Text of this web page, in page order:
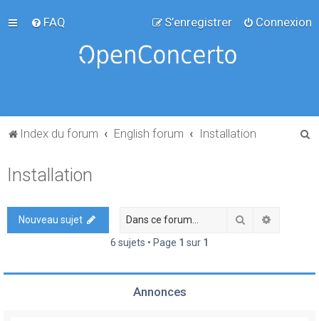
FAQ Connexion
S’enregistrer
Index du forum English forum Installation
h
Installation
Nouveau sujet Rechercher
6 sujets • Page 1 sur 1
Annonces